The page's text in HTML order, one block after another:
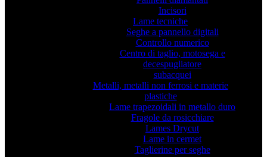
Incisori
Lame tecniche
Seghe a pannello digitali
Controllo numerico
Centro di taglio, motosega e
decespugliatore
subacquei
Metalli, metalli non ferrosi e materie
plastiche
Lame trapezoidali in metallo duro
Fragole da rosicchiare
Lames Drycut
Lame in cermet
Taglierine per seghe